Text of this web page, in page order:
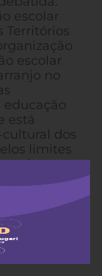
escolar
Territórios
escolar
no
está
dos
limites
e
aos
dos